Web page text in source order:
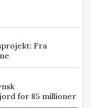
Fra
for 85 millioner